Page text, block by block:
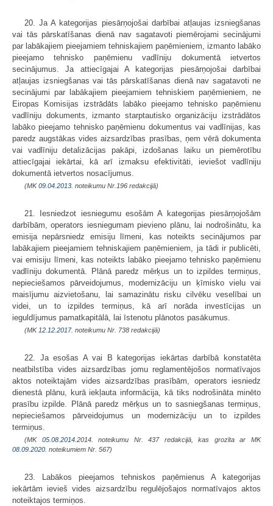
20. Ja A kategorijas piesārņojošai darbībai atļaujas izsniegšanas
vai tās pārskatīšanas dienā nav sagatavoti piemērojami secinājumi
par labākajiem pieejamiem tehniskajiem paņēmieniem, izmanto labāko
pieejamo tehnisko paņēmienu vadlīniju dokumentā ietvertos
secinājumus. Ja attiecīgajai A kategorijas piesārņojošai darbībai
atļaujas izsniegšanas vai tās pārskatīšanas dienā nav sagatavoti ne
secinājumi par labākajiem pieejamiem tehniskiem paņēmieniem, ne
Eiropas Komisijas izstrādāts labāko pieejamo tehnisko paņēmienu
vadlīniju dokuments, izmanto starptautisko organizāciju izstrādātos
labāko pieejamo tehnisko paņēmienu dokumentus vai vadlīnijas, kas
paredz augstākas vides aizsardzības prasības, ņem vērā dokumenta
vai vadlīniju detalizācijas pakāpi, izdošanas laiku un piemērotību
attiecīgajai iekārtai, kā arī izmaksu efektivitāti, ieviešot vadlīniju
dokumentā ietvertos nosacījumus.
(MK09.04.2013. noteikumu Nr.196 redakcijā)
21. Iesniedzot iesniegumu esošām A kategorijas piesārņojošām
darbībām, operators iesniegumam pievieno plānu, lai nodrošinātu, ka
emisija nepārsniedz emisiju līmeni, kas noteikts secinājumos par
labākajiem pieejamiem tehniskajiem paņēmieniem, ja tādi ir publicēti,
vai emisiju līmeni, kas noteikts labāko pieejamo tehnisko paņēmienu
vadlīniju dokumentā. Plānā paredz mērķus un to izpildes termiņus,
nepieciešamos pārveidojumus, modernizāciju un ķīmisko vielu vai
maisījumu aizvietošanu, lai samazinātu risku cilvēku veselībai un
videi, un to izpildes termiņus, kā arī norāda investīcijas un
ieguldījumus pamatkapitālā, lai īstenotu plānotos pasākumus.
(MK 12.12.2017. noteikumu Nr. 738 redakcijā)
22. Ja esošas A vai B kategorijas iekārtas darbībā konstatēta
neatbilstība vides aizsardzības jomu reglamentējošos normatīvajos
aktos noteiktajām vides aizsardzības prasībām, operators iesniedz
dienestā plānu, kurā iekļauta informācija, kā tiks nodrošināta minēto
prasību izpilde. Plānā paredz mērķus un to sasniegšanas termiņus,
nepieciešamos pārveidojumus un modernizāciju un to izpildes
termiņus.
(MK 05.08.2014. 2014. noteikumu Nr. 437 redakcijā, kas grozīta ar MK
08.09.2020. noteikumiem Nr. 567)
23. Labākos pieejamos tehniskos paņēmienus A kategorijas
iekārtām ievieš vides aizsardzību regulējošajos normatīvajos aktos
noteiktajos termiņos.